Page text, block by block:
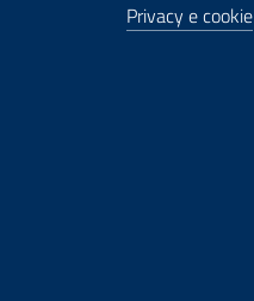
Privacy e cookie